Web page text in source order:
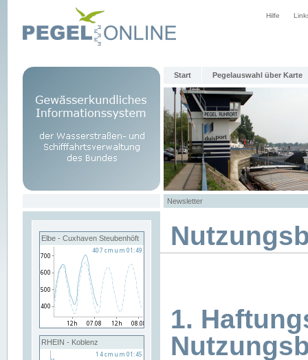
Hilfe
Start Pegelauswahl über Karte
Newsletter
Elbe - Cuxhaven Steubenhöft
RHEIN - Koblenz
1.